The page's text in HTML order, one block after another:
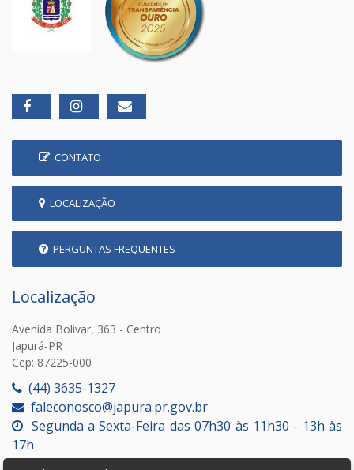
CONTATO
LOCALIZAÇÃO
PERGUNTAS FREQUENTES
Localização
Avenida Bolivar, 363 - Centro
Japurá-PR
Cep: 87225-000
(44) 3635-1327
faleconosco@japura.pr.gov.br
Segunda a Sexta-Feira das 07h30 às 11h30 - 13h às
17h